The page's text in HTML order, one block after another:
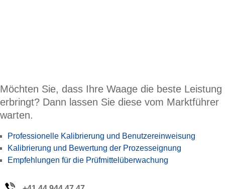
Möchten Sie, dass Ihre Waage die beste Leistung
erbringt? Dann lassen Sie diese vom Marktführer
warten.
Professionelle Kalibrierung und Benutzereinweisung
Kalibrierung und Bewertung der Prozesseignung
Empfehlungen für die Prüfmittelüberwachung